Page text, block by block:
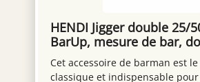
boissons.
HENDI Jigger double 25/
BarUp, mesure de bar,
cocktail, barman, bar,
cocktails, ø42x(H)86mm,
Cet accessoire de barman est
classique et indispensable